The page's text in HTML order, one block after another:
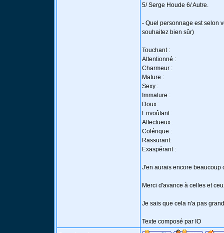
5/ Serge Houde 6/ Autre.
- Quel personnage est selon
souhaitez bien sûr)
Touchant :
Attentionné :
Charmeur :
Mature :
Sexy :
Immature :
Doux :
Envoûtant :
Affectueux :
Colérique :
Rassurant:
Exaspérant :
J'en aurais encore beaucoup
Merci d'avance à celles et
Je sais que cela n'a pas
Texte composé par IO